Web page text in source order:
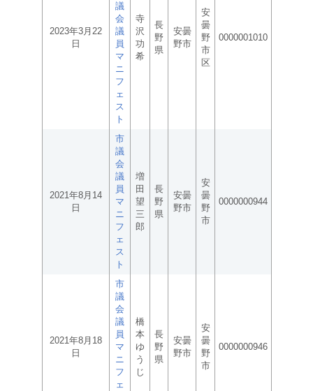
2023年3月22
日
議
会
議
員
マ
ニ
フ
ェ
ス
ト
寺
沢
功
希
長
野
県
安曇
野市
安
曇
野
市
区
0000001010
2021年8月14
日
市
議
会
議
員
マ
ニ
フ
ェ
ス
ト
増
田
望
三
郎
長
野
県
安曇
野市
安
曇
野
市
0000000944
2021年8月18
日
市
議
会
議
員
マ
ニ
フ
ェ
橋
本
ゆ
う
じ
長
野
県
安曇
野市
安
曇
野
市
0000000946